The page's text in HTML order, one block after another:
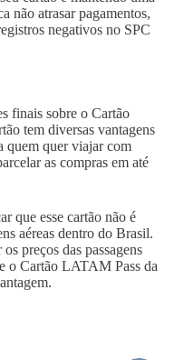
não atrasar pagamentos,
negativos no SPC
finais sobre o Cartão
tem diversas vantagens
quem quer viajar com
as compras em até
que esse cartão não é
aéreas dentro do Brasil.
preços das passagens
o Cartão LATAM Pass da